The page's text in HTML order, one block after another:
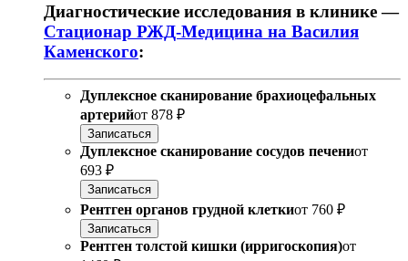
Диагностические исследования в клинике —
Стационар РЖД-Медицина на Василия
Каменского:
Дуплексное сканирование брахиоцефальных
артерийот 878 ₽
Записаться
Дуплексное сканирование сосудов печениот
693 ₽
Записаться
Рентген органов грудной клеткиот 760 ₽
Записаться
Рентген толстой кишки (ирригоскопия)от